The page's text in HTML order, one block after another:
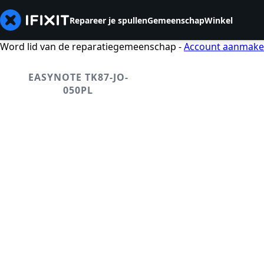
Repareer je spullenGemeenschapWinkel
Word lid van de reparatiegemeenschap -Account
EASYNOTE TK87-JO-
050PL